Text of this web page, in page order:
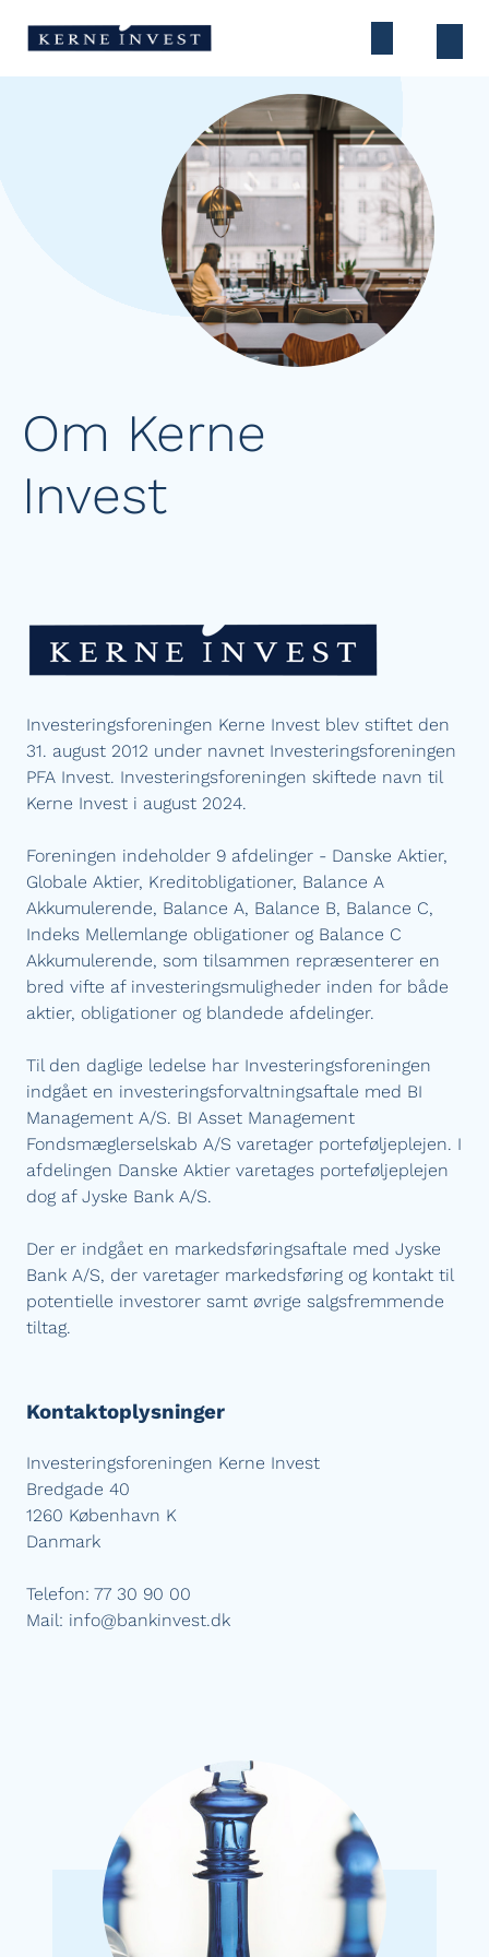
Om Kerne
Invest
Investeringsforeningen Kerne Invest blev stiftet den
31. august 2012 under navnet Investeringsforeningen
PFA Invest. Investeringsforeningen skiftede navn til
Kerne Invest i august 2024.
Foreningen indeholder 9 afdelinger - Danske Aktier,
Globale Aktier, Kreditobligationer, Balance A
Akkumulerende, Balance A, Balance B, Balance C,
Indeks Mellemlange obligationer og Balance C
Akkumulerende, som tilsammen repræsenterer en
bred vifte af investeringsmuligheder inden for både
aktier, obligationer og blandede afdelinger.
Til den daglige ledelse har Investeringsforeningen
indgået en investeringsforvaltningsaftale med BI
Management A/S. BI Asset Management
Fondsmæglerselskab A/S varetager porteføljeplejen. I
afdelingen Danske Aktier varetages porteføljeplejen
dog af Jyske Bank A/S.
Der er indgået en markedsføringsaftale med Jyske
Bank A/S, der varetager markedsføring og kontakt til
potentielle investorer samt øvrige salgsfremmende
tiltag.
Kontaktoplysninger
Investeringsforeningen Kerne Invest
Bredgade 40
1260 København K
Danmark
Telefon: 77 30 90 00
Mail: info@bankinvest.dk